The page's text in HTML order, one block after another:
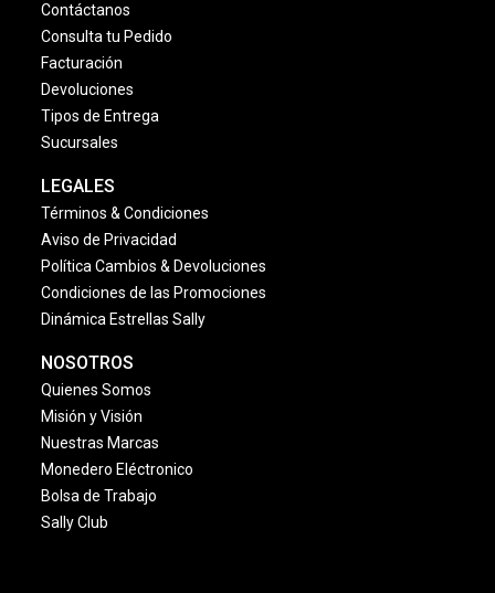
Contáctanos
Consulta tu Pedido
Facturación
Devoluciones
Tipos de Entrega
Sucursales
LEGALES
Términos & Condiciones
Aviso de Privacidad
Política Cambios & Devoluciones
Condiciones de las Promociones
Dinámica Estrellas Sally
NOSOTROS
Quienes Somos
Misión y Visión
Nuestras Marcas
Monedero Eléctronico
Bolsa de Trabajo
Sally Club